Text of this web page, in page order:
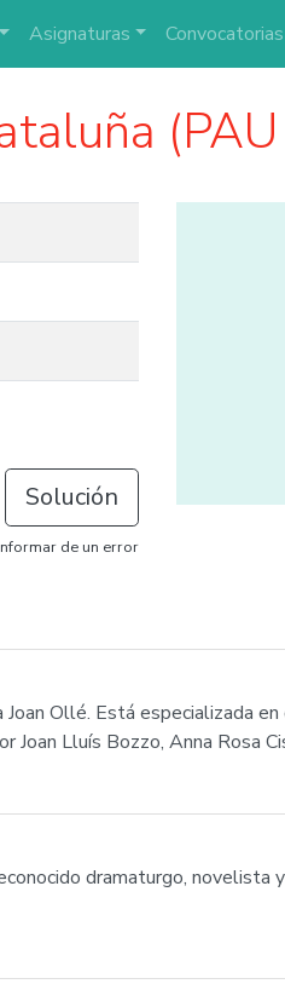
Asignaturas Convocatorias
Solución
de un error
Ollé. Está especializada
Joan Lluís Bozzo, Anna Rosa
dramaturgo, novelista